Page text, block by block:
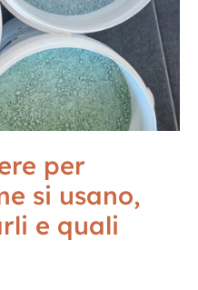
per
si usano,
e quali